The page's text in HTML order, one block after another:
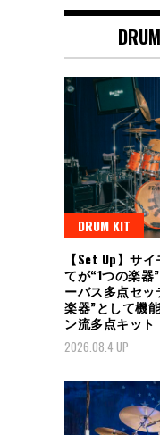
DRUM KIT
【Set Up】サ
てが“1つの楽器
ーバス多点セッ
楽器”として機
ン流多点キット
2026.08.4 UP